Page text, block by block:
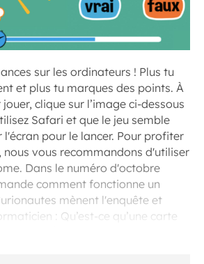
sur les ordinateurs ! Plus tu
et plus tu marques des points. À
clique sur l’image ci-dessous
Safari et que le jeu semble
l'écran pour le lancer. Pour profiter
nous vous recommandons d'utiliser
Dans le numéro d'octobre
comment fonctionne un
mènent l'enquête et
: Qu’est-ce qu’une carte